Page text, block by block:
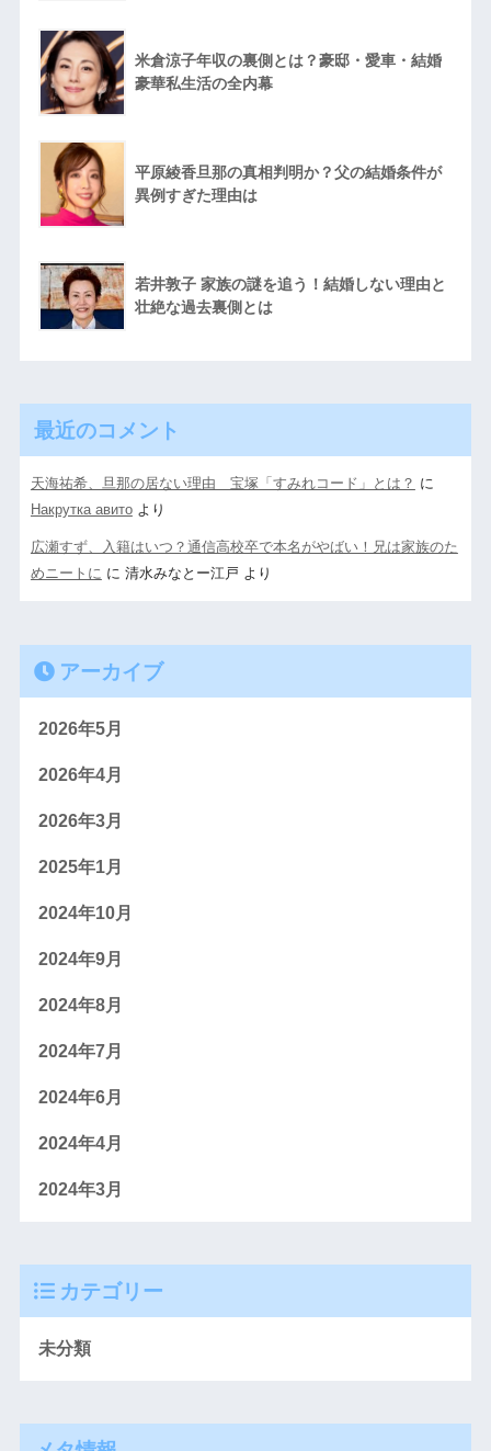
米倉涼子年収の裏側とは？豪邸・愛車・結婚
豪華私生活の全内幕
平原綾香旦那の真相判明か？父の結婚条件が
異例すぎた理由は
若井敦子 家族の謎を追う！結婚しない理由と
壮絶な過去裏側とは
最近のコメント
天海祐希、旦那の居ない理由 宝塚「すみれコード」とは？ に
Накрутка авитоより
広瀬すず、入籍はいつ？通信高校卒で本名がやばい！兄は家族のた
めニートに に 清水みなとー江戸 より
アーカイブ
2026年5月
2026年4月
2026年3月
2025年1月
2024年10月
2024年9月
2024年8月
2024年7月
2024年6月
2024年4月
2024年3月
カテゴリー
未分類